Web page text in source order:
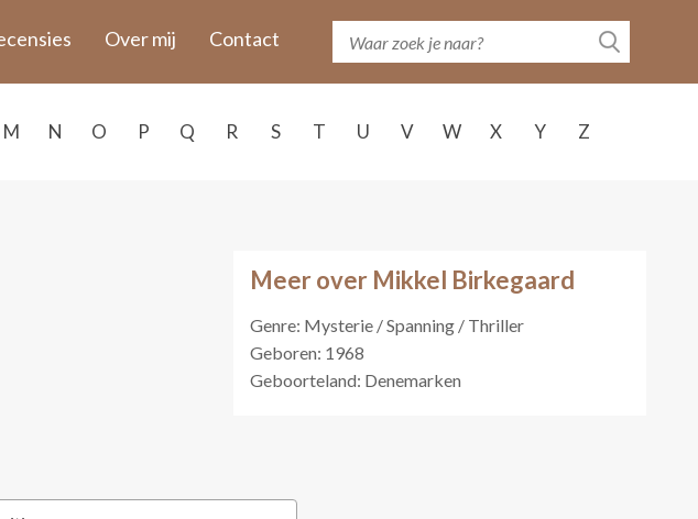
Over mij Contact
M N O P Q R S T U V W X Y Z
Meer over Mikkel Birkegaard
Genre: Mysterie / Spanning / Thriller
Geboren: 1968
Geboorteland: Denemarken